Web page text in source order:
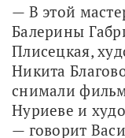
— В этой
Балерины
Плисецкая,
Никита
снимали
Нуриеве и
— говорит